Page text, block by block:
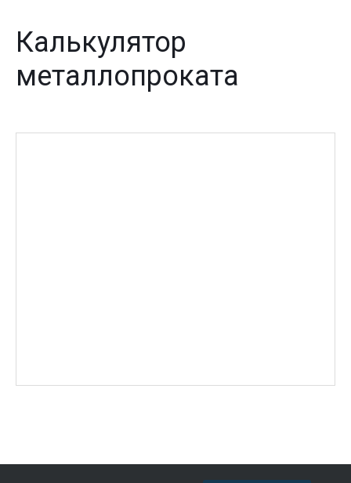
Калькулятор
металлопроката